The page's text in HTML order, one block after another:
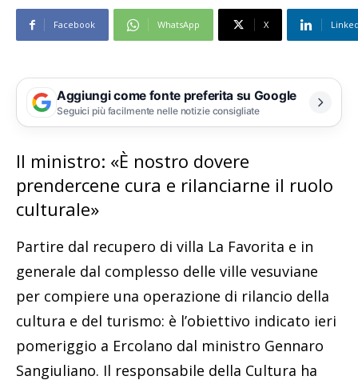
Facebook WhatsApp X
Aggiungi come fonte preferita su Google
Seguici più facilmente nelle notizie consigliate
Il ministro: «È nostro dovere
prendercene cura e rilanciarne il ruolo
culturale»
Partire dal recupero di villa La Favorita e in
generale dal complesso delle ville vesuviane
per compiere una operazione di rilancio della
cultura e del turismo: è l’obiettivo indicato ieri
pomeriggio a Ercolano dal ministro Gennaro
Sangiuliano. Il responsabile della Cultura ha